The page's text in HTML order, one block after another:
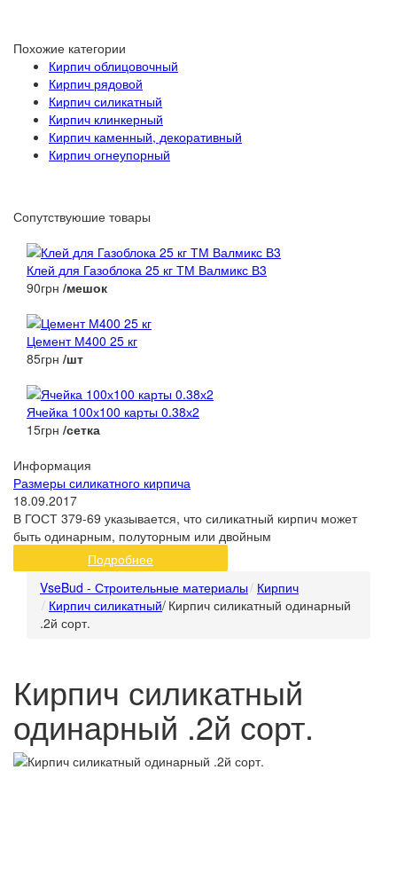
Похожие категории
Кирпич облицовочный
Кирпич рядовой
Кирпич силикатный
Кирпич клинкерный
Кирпич каменный, декоративный
Кирпич огнеупорный
Сопутствуюшие товары
Клей для Газоблока 25 кг ТМ Валмикс В3
90грн /мешок
Цемент М400 25 кг
85грн /шт
Ячейка 100х100 карты 0.38х2
15грн /сетка
Информация
Размеры силикатного кирпича
18.09.2017
В ГОСТ 379-69 указывается, что силикатный кирпич может
быть одинарным, полуторным или двойным
Подробнее
VseBud - Строительные материалы Кирпич
Кирпич силикатный/ Кирпич силикатный одинарный
.2й сорт.
Кирпич силикатный
одинарный .2й сорт.